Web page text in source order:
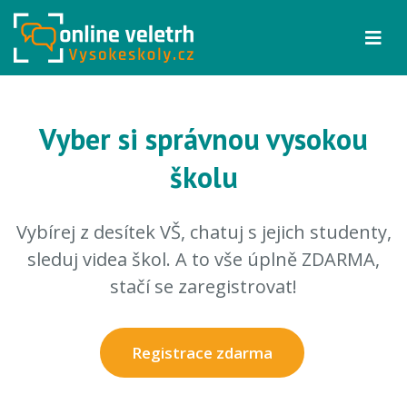
Vyber si správnou vysokou
školu
Vybírej z desítek VŠ, chatuj s jejich studenty,
sleduj videa škol. A to vše úplně ZDARMA,
stačí se zaregistrovat!
Registrace zdarma